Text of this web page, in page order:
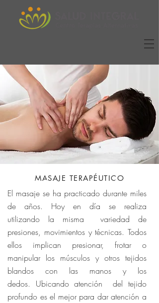
MASAJE TERAPÉUTICO
Masoterapía
El masaje se ha practicado durante miles
de años. Hoy en día se realiza
utilizando la misma variedad de
presiones, movimientos y técnicas. Todos
ellos implican presionar, frotar o
manipular los músculos y otros tejidos
blandos con las manos y los
dedos. Ubicando atención del tejido
profundo es el mejor para dar atención a